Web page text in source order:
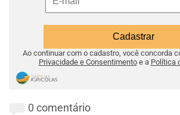
Ao continuar com o cadastro, você concorda
Privacidade e Consentimentoe a Política
0 comentário